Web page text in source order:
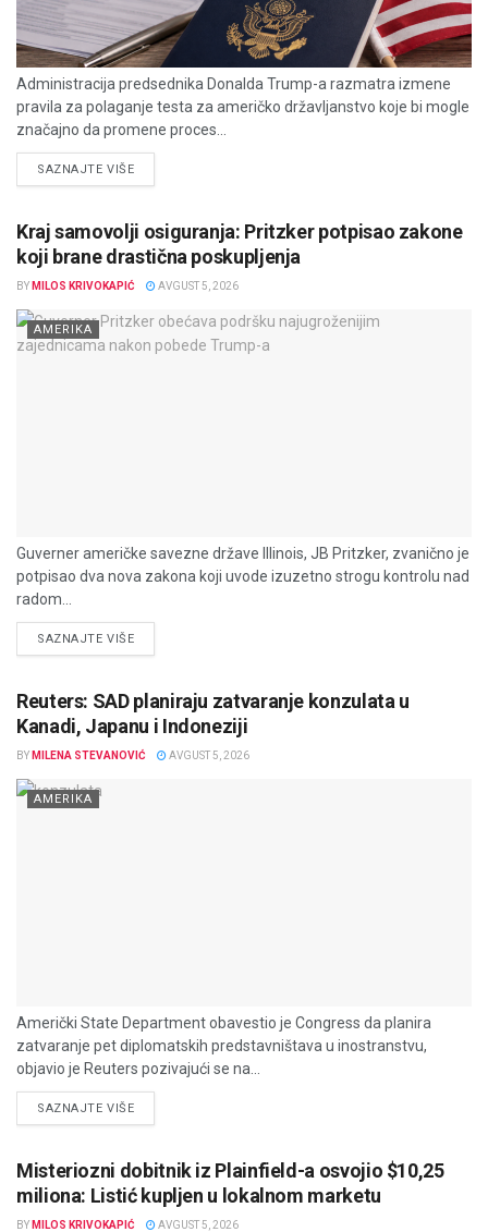
Administracija predsednika Donalda Trump-a razmatra izmene
pravila za polaganje testa za američko državljanstvo koje bi mogle
značajno da promene proces...
SAZNAJTE VIŠEDETAILS
Kraj samovolji osiguranja: Pritzker potpisao zakone
koji brane drastična poskupljenja
BY MILOS KRIVOKAPIĆ AVGUST 5, 2026
AMERIKA
Guverner američke savezne države Illinois, JB Pritzker, zvanično je
potpisao dva nova zakona koji uvode izuzetno strogu kontrolu nad
radom...
SAZNAJTE VIŠEDETAILS
Reuters: SAD planiraju zatvaranje konzulata u
Kanadi, Japanu i Indoneziji
BY MILENA STEVANOVIĆ AVGUST 5, 2026
AMERIKA
Američki State Department obavestio je Congress da planira
zatvaranje pet diplomatskih predstavništava u inostranstvu,
objavio je Reuters pozivajući se na...
SAZNAJTE VIŠEDETAILS
Misteriozni dobitnik iz Plainfield-a osvojio $10,25
miliona: Listić kupljen u lokalnom marketu
BY MILOS KRIVOKAPIĆ AVGUST 5, 2026